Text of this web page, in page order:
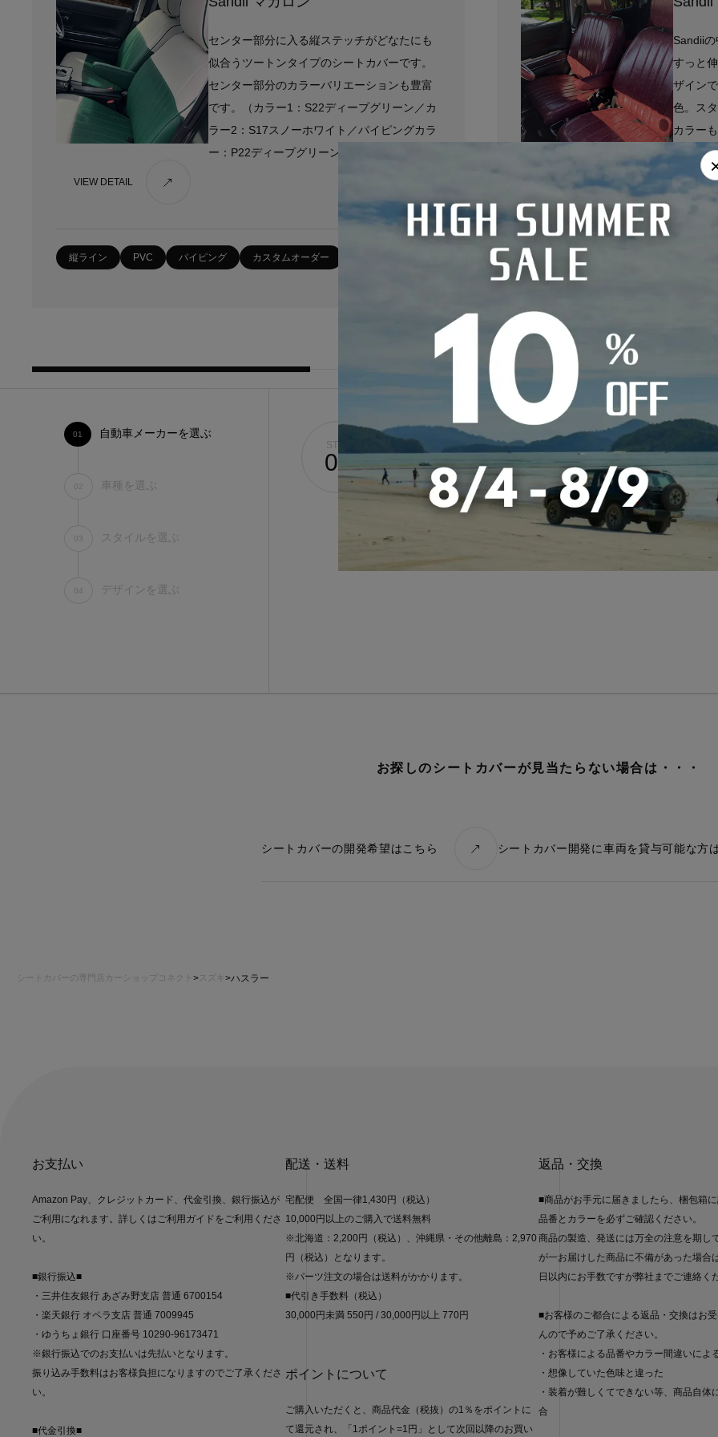
VIEW DETAIL
センター部分に入る縦ステッチがどなたにも
似合うツートンタイプのシートカバーです。
センター部分のカラーバリエーションも豊富
です。（カラー1：S22ディープグリーン／カ
ラー2：S17スノーホワイト／パイピングカラ
ー：P22ディープグリーン）
縦ライン PVC パイピング カスタムオーダー
VIEW DETAIL
Sandii
すっと
ザイン
色。ス
カラー
ルド
と同色）
01 自動車メーカーを選ぶ
02 車種を選ぶ
03 スタイルを選ぶ
04 デザインを選ぶ
STEP.
01 自動車メーカーを選ぶ
シートカバーの開発依頼お探しのシートカバーが見当たらない場合は・・・
シートカバーの開発希望はこちら シートカバー開発に車両を貸与可能な方
シートカバーの専門店カーショップコネクト スズキ ハスラー
お支払い
Amazon Pay、クレジットカード、代金引換、銀行振込が
ご利用になれます。詳しくはご利用ガイドをご利用くださ
い。
■銀行振込■
・三井住友銀行 あざみ野支店 普通 6700154
・楽天銀行 オペラ支店 普通 7009945
・ゆうちょ銀行 口座番号 10290-96173471
※銀行振込でのお支払いは先払いとなります。
振り込み手数料はお客様負担になりますのでご了承くださ
い。
■代金引換■
配送・送料
宅配便 全国一律1,430円（税込）
10,000円以上のご購入で送料無料
※北海道：2,200円（税込）、沖縄県・その他離島：2,970
円（税込）となります。
※パーツ注文の場合は送料がかかります。
■代引き手数料（税込）
30,000円未満 550円 / 30,000円以上 770円
ポイントについて
ご購入いただくと、商品代金（税抜）の1％をポイントに
て還元され、「1ポイント=1円」として次回以降のお買い
返品・交換
■商品がお手元に届きましたら、梱包箱
品番とカラーを必ずご確認ください。
商品の製造、発送には万全の注意を期し
が一お届けした商品に不備があった場合
日以内にお手数ですが弊社までご連絡く
■お客様のご都合による返品・交換はお
んので予めご了承ください。
・お客様による品番やカラー間違いによ
・想像していた色味と違った
・装着が難しくてできない等、商品自体
合